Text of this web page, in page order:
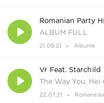
Romanian Party
ALBUM FULL
21.08.21 Albume
Vr Feat. Starchild
The Way You, Hei
22.07.21